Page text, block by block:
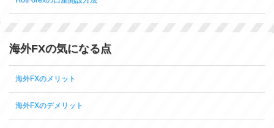
海外FXの気になる点
海外FXのメリット
海外FXのデメリット